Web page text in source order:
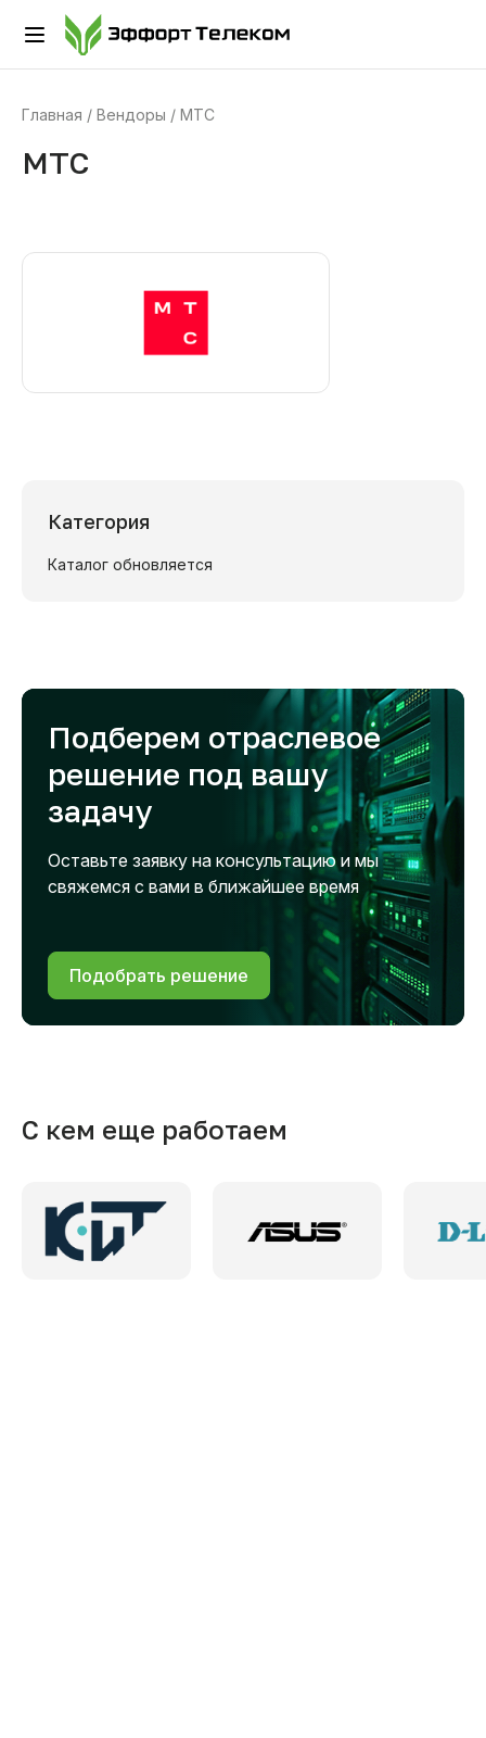
Главная Вендоры МТС
МТС
Категория
Каталог обновляется
Подберем отраслевое
решение под вашу
задачу
Оставьте заявку на консультацию и мы
свяжемся с вами в ближайшее время
Подобрать решение
С кем еще работаем